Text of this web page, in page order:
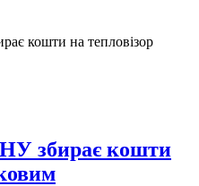
кошти на тепловізор
збирає кошти